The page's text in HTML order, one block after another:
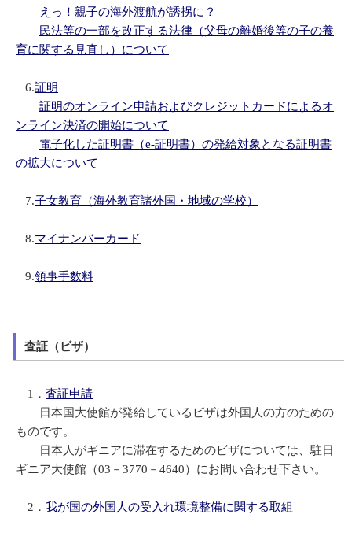
えっ！親子の海外渡航が誘拐に？
民法等の一部を改正する法律（父母の離婚後等の子の養
育に関する見直し）について
6.証明
証明のオンライン申請およびクレジットカードによるオ
ンライン決済の開始について
電子化した証明書（e-証明書）の発給対象となる証明書
の拡大について
7.子女教育（海外教育諸外国・地域の学校）
8.マイナンバーカード
9.領事手数料
査証（ビザ）
1． 査証申請
日本国大使館が発給しているビザは外国人の方のための
ものです。
日本人がギニアに滞在するためのビザについては、駐日
ギニア大使館（03 － 3770 － 4640）にお問い合わせ下さい。
2． 我が国の外国人の受入れ環境整備に関する取組